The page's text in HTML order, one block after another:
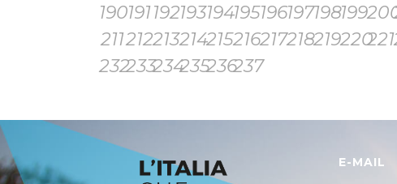
190191192193194195196197198199
211212213214215216217218219220221
232233234235236237
E-MAIL